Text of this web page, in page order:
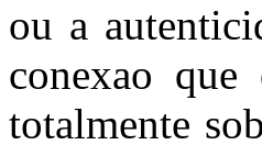
ou a
conexao
totalmente